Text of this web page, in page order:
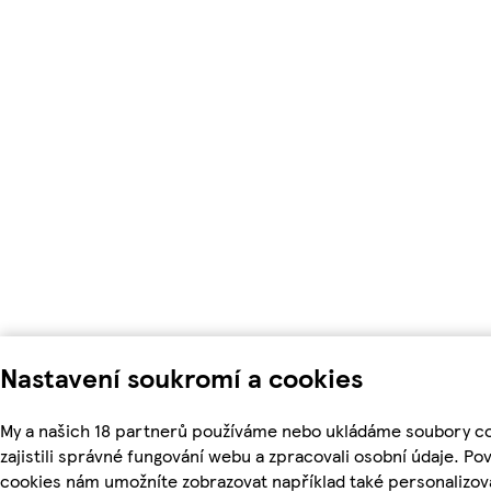
Nastavení soukromí a cookies
My a našich 18 partnerů používáme nebo ukládáme soubory
zajistili správné fungování webu a zpracovali osobní údaje.
cookies nám umožníte zobrazovat například také